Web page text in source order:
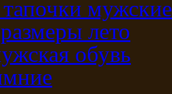
мужские
лето
обувь